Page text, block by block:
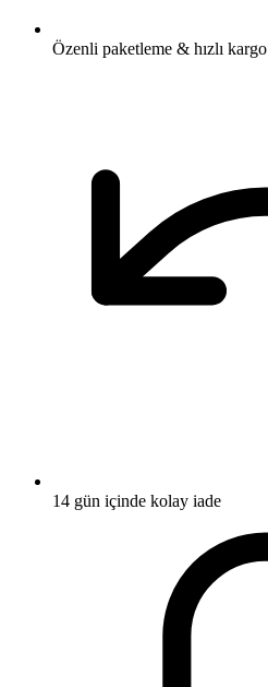
Özenli paketleme & hızlı kargo
14 gün içinde kolay iade